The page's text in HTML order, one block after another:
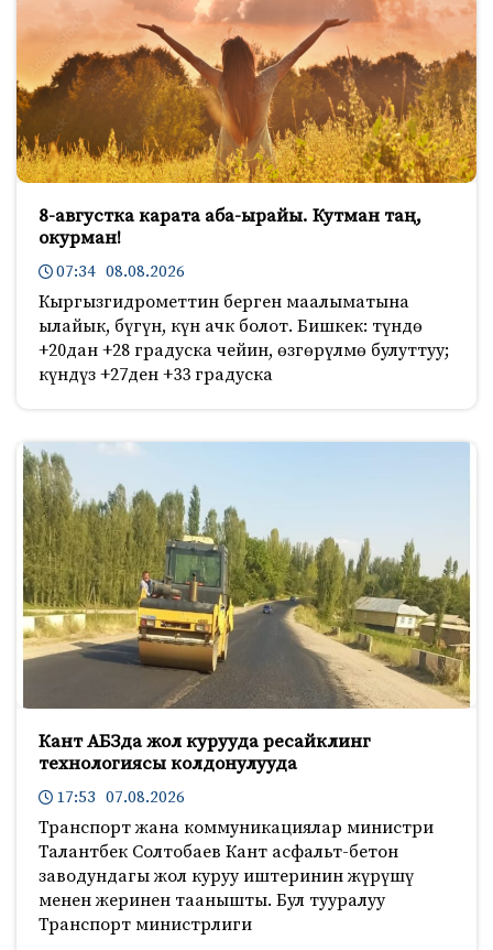
8-августка карата аба-ырайы. Кутман таң,
окурман!
07:34 08.08.2026
Кыргызгидрометтин берген маалыматына
ылайык, бүгүн, күн ачк болот. Бишкек: түндө
+20дан +28 градуска чейин, өзгөрүлмө булуттуу;
күндүз +27ден +33 градуска
Кант АБЗда жол курууда ресайклинг
технологиясы колдонулууда
17:53 07.08.2026
Транспорт жана коммуникациялар министри
Талантбек Солтобаев Кант асфальт-бетон
заводундагы жол куруу иштеринин жүрүшү
менен жеринен таанышты. Бул тууралуу
Транспорт министрлиги